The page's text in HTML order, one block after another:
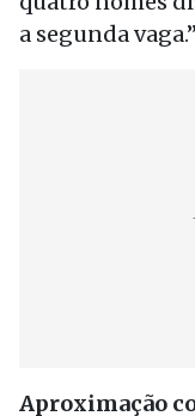
a segunda vaga.”
Aproximação